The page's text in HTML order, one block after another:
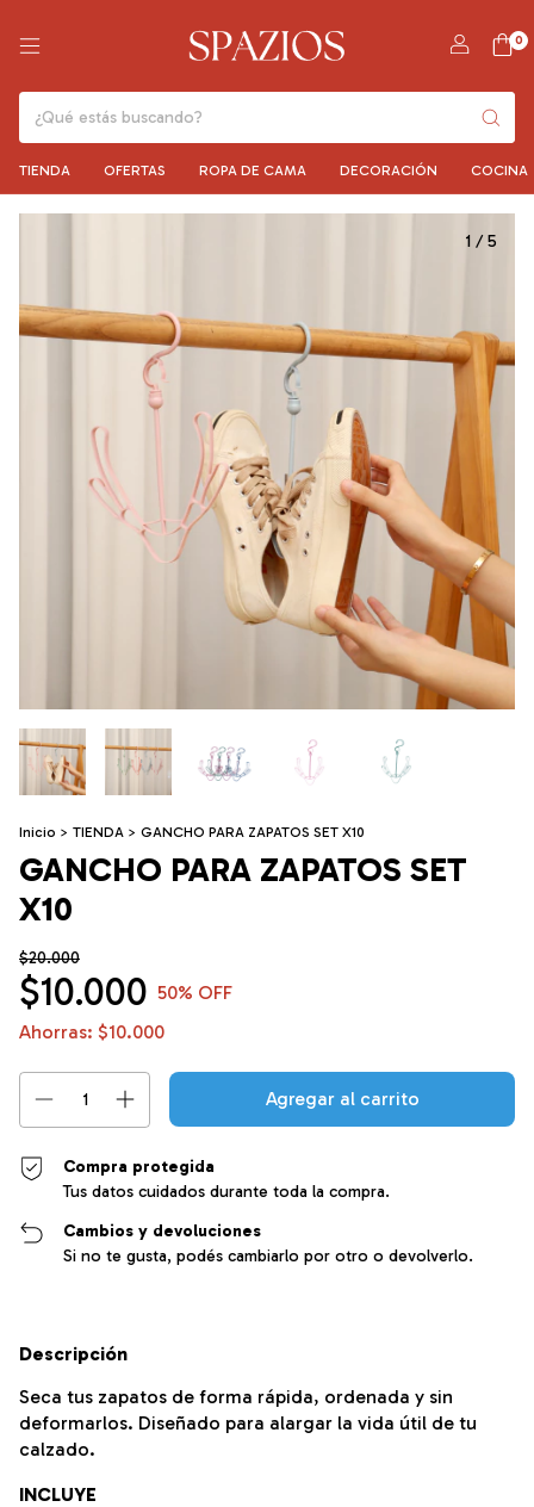
0
TIENDA OFERTAS ROPA DE CAMA DECORACIÓN COCINA
1 /5
Inicio > TIENDA > GANCHO PARA ZAPATOS SET X10
GANCHO PARA ZAPATOS SET
X10
$20.000
$10.000 50% OFF
Ahorras: $10.000
Compra protegida
Tus datos cuidados durante toda la compra.
Cambios y devoluciones
Si no te gusta, podés cambiarlo por otro o devolverlo.
Descripción
Seca tus zapatos de forma rápida, ordenada y sin
deformarlos. Diseñado para alargar la vida útil de tu
calzado.
INCLUYE